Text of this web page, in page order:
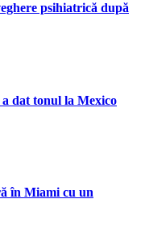
psihiatrică după
dat tonul la Mexico
în Miami cu un